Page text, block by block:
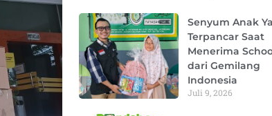
Senyum Anak
Terpancar Saat
Menerima
dari Gemilang
Indonesia
Juli 9, 2026